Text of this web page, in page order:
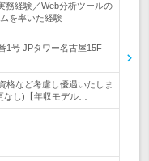
務経験／Web分析ツールの
を率いた経験
1号 JPタワー名古屋15F
格など考慮し優遇いたしま
し)【年収モデル…